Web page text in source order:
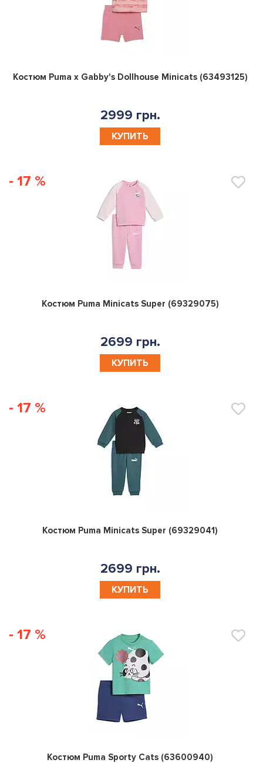
0
Костюм Puma x Gabby's Dollhouse Minicats (63493125)
2999 грн.
КУПИТЬ
- 17 %
0
Костюм Puma Minicats Super (69329075)
2699 грн.
КУПИТЬ
- 17 %
0
Костюм Puma Minicats Super (69329041)
2699 грн.
КУПИТЬ
- 17 %
0
Костюм Puma Sporty Cats (63600940)